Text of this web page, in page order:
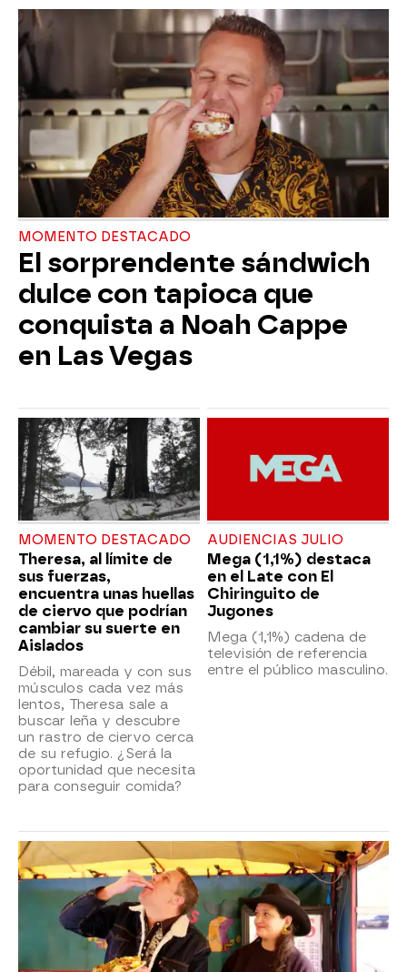
MOMENTO DESTACADO
El sorprendente sándwich
dulce con tapioca que
conquista a Noah Cappe
en Las Vegas
MOMENTO DESTACADO
Theresa, al límite de
sus fuerzas,
encuentra unas huellas
de ciervo que podrían
cambiar su suerte en
Aislados
Débil, mareada y con sus
músculos cada vez más
lentos, Theresa sale a
buscar leña y descubre
un rastro de ciervo cerca
de su refugio. ¿Será la
oportunidad que necesita
para conseguir comida?
AUDIENCIAS JULIO
Mega (1,1%) destaca
en el Late con El
Chiringuito de
Jugones
Mega (1,1%) cadena de
televisión de referencia
entre el público masculino.